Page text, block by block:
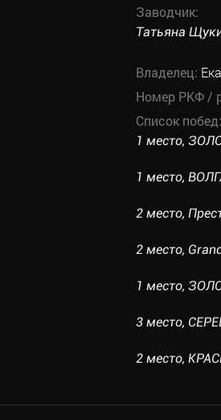
Заводчик:
Татьяна
Владелец:
Номер РКФ /
Список побед:
1 место,
1 место,
2 место,
2 место,
1 место,
3 место,
2 место,